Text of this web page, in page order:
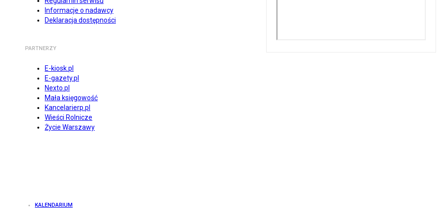
Informacje o nadawcy
Deklaracja dostępności
PARTNERZY
E-kiosk.pl
E-gazety.pl
Nexto.pl
Mała księgowość
Kancelarierp.pl
Wieści Rolnicze
Życie Warszawy
KALENDARIUM